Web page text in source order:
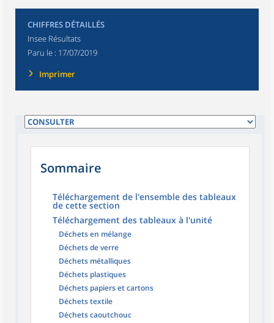
CHIFFRES DÉTAILLÉS
Insee Résultats
Paru le : 17/07/2019
Imprimer
Sommaire
Téléchargement de l'ensemble des tableaux
de cette section
Téléchargement des tableaux à l'unité
Déchets en mélange
Déchets de verre
Déchets métalliques
Déchets plastiques
Déchets papiers et cartons
Déchets textile
Déchets caoutchouc